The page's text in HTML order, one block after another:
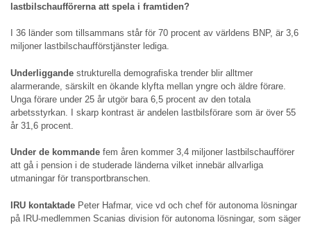
lastbilschaufförerna att spela i framtiden?
I 36 länder som tillsammans står för 70 procent av världens BNP, är 3,6
miljoner lastbilschaufförstjänster lediga.
Underliggande strukturella demografiska trender blir alltmer
alarmerande, särskilt en ökande klyfta mellan yngre och äldre förare.
Unga förare under 25 år utgör bara 6,5 procent av den totala
arbetsstyrkan. I skarp kontrast är andelen lastbilsförare som är över 55
år 31,6 procent.
Under de kommande fem åren kommer 3,4 miljoner lastbilschaufförer
att gå i pension i de studerade länderna vilket innebär allvarliga
utmaningar för transportbranschen.
IRU kontaktade Peter Hafmar, vice vd och chef för autonoma lösningar
på IRU-medlemmen Scanias division för autonoma lösningar, som säger